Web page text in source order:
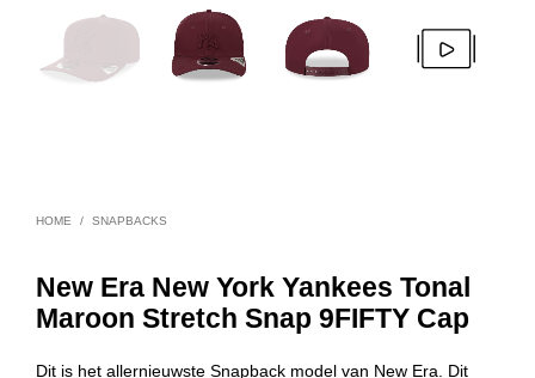
HOME / SNAPBACKS
New Era New York Yankees Tonal
Maroon Stretch Snap 9FIFTY Cap
Dit is het allernieuwste Snapback model van New Era. Dit